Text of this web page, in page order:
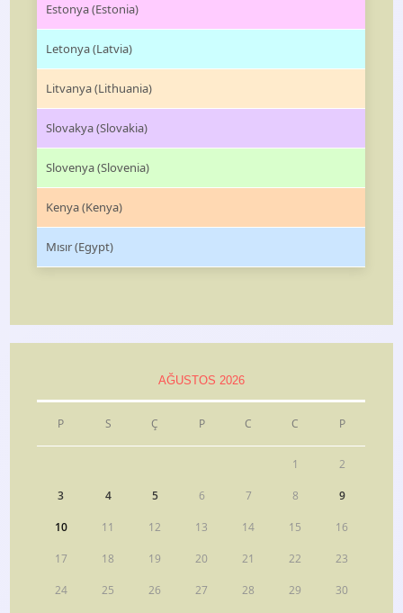
Estonya (Estonia)
Letonya (Latvia)
Litvanya (Lithuania)
Slovakya (Slovakia)
Slovenya (Slovenia)
Kenya (Kenya)
Mısır (Egypt)
AĞUSTOS 2026
P S Ç P C C P
1 2
3 4 5 6 7 8 9
10 11 12 13 14 15 16
17 18 19 20 21 22 23
24 25 26 27 28 29 30